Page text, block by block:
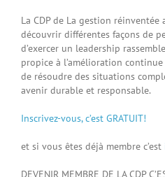
La CDP de La gestion
découvrir différentes façons de
d’exercer un leadership
propice à l’amélioration
de résoudre des situations
avenir durable et responsable.
Inscrivez-vous, c’est GRATUIT!
et si vous êtes déjà membre c’est